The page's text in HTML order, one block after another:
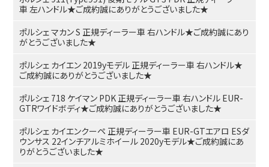
車 左ハンドル★ご成約誠にありがとうございました★
ポルシェ マカン S 正規ディーラー車 右ハンドル★ご成約誠にあり
がとうございました★
ポルシェ カイエン 2019yモデル 正規ディーラー車 右ハンドル★
ご成約誠にありがとうございました★
ポルシェ 718 ケイマン PDK 正規ディーラー車 右ハンドル EUR-
GTRワイドボディ★ご成約誠にありがとうございました★
ポルシェ カイエンクーペ 正規ディーラー車 EUR-GTエアロ ESダ
ウンサス 22インチアルミホイール 2020yモデル★ご成約誠にあ
りがとうございました★